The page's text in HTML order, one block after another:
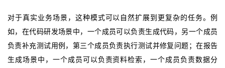
对于真实业务场景，这种模式可以自然扩展到更复杂的任务。例
如，在代码研发场景中，一个成员可以负责生成代码，另一个成员
负责补充测试用例，第三个成员负责执行测试并修复问题；在报告
生成场景中，一个成员可以负责资料检索，一个成员负责数据分